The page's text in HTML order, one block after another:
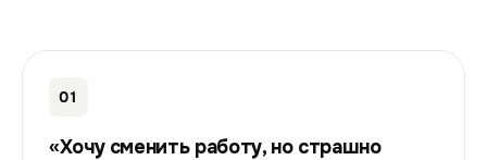
01
«Хочу сменить работу, но страшно